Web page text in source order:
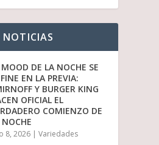
MOOD DE LA NOCHE SE
EN LA PREVIA:
Y BURGER KING
OFICIAL EL
COMIENZO DE
NOCHE
8, 2026 |Variedades